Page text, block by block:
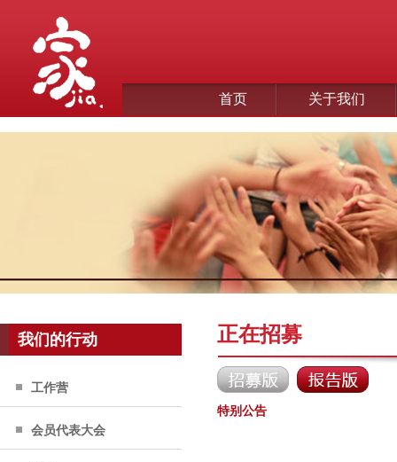
首页 关于我们
我们的行动
工作营
会员代表大会
正在招募
特别公告